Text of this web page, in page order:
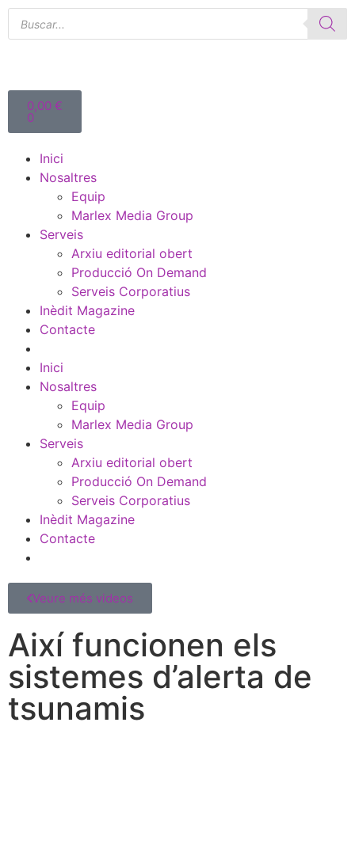
0,00 €
0
Inici
Nosaltres
Equip
Marlex Media Group
Serveis
Arxiu editorial obert
Producció On Demand
Serveis Corporatius
Inèdit Magazine
Contacte
Inici
Nosaltres
Equip
Marlex Media Group
Serveis
Arxiu editorial obert
Producció On Demand
Serveis Corporatius
Inèdit Magazine
Contacte
Veure més videos
Així funcionen els
sistemes d’alerta de
tsunamis